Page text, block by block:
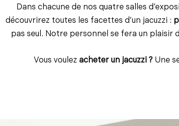
Dans chacune de nos quatre salles
découvrirez toutes les facettes d’un jacuzzi :
pas seul. Notre personnel se fera un plaisir
Vous voulez acheter un jacuzzi ?Une